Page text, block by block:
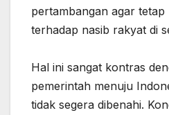
pertambangan agar
terhadap nasib rakyat di
‎Hal ini sangat kontras
pemerintah menuju
tidak segera dibenahi.